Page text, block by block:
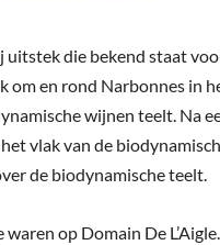
die bekend staat
om en rond Narbonnes in
wijnen teelt. Na
vlak van de
de biodynamische teelt.
op Domain De